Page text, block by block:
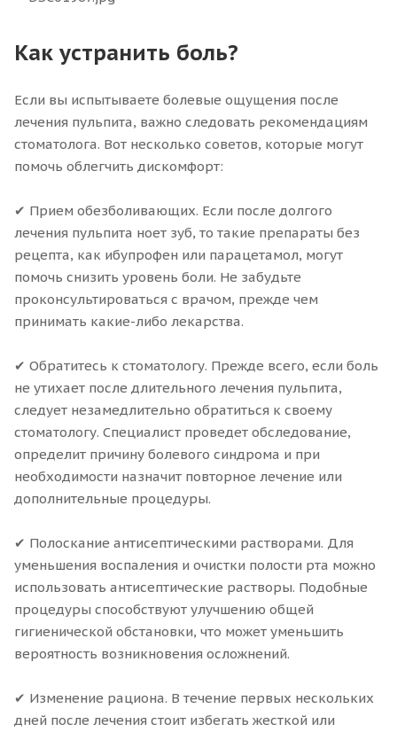
Как устранить боль?
Если вы испытываете болевые ощущения после
лечения пульпита, важно следовать рекомендациям
стоматолога. Вот несколько советов, которые могут
помочь облегчить дискомфорт:
✔ Прием обезболивающих. Если после долгого
лечения пульпита ноет зуб, то такие препараты без
рецепта, как ибупрофен или парацетамол, могут
помочь снизить уровень боли. Не забудьте
проконсультироваться с врачом, прежде чем
принимать какие-либо лекарства.
✔ Обратитесь к стоматологу. Прежде всего, если боль
не утихает после длительного лечения пульпита,
следует незамедлительно обратиться к своему
стоматологу. Специалист проведет обследование,
определит причину болевого синдрома и при
необходимости назначит повторное лечение или
дополнительные процедуры.
✔ Полоскание антисептическими растворами. Для
уменьшения воспаления и очистки полости рта можно
использовать антисептические растворы. Подобные
процедуры способствуют улучшению общей
гигиенической обстановки, что может уменьшить
вероятность возникновения осложнений.
✔ Изменение рациона. В течение первых нескольких
дней после лечения стоит избегать жесткой или